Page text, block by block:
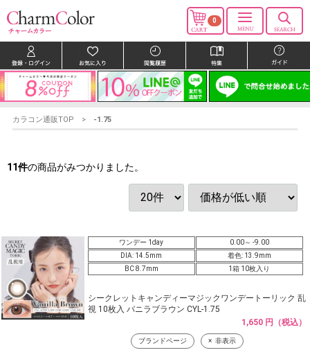
0
カラコン通販TOP -1.75
11件の商品がみつかりました。
ワンデー 1day
0.00～ -9.00
DIA: 14.5mm
着色: 13.9mm
BC 8.7mm
1箱 10枚入り
シークレットキャンディーマジックワンデートーリック 乱
視 10枚入 バニラブラウン CYL-1.75
1,650 円（税込）
ブランドページ 非表示